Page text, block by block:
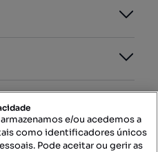
armazenamos e/ou acedemos a
como identificadores únicos
Pode aceitar ou gerir as